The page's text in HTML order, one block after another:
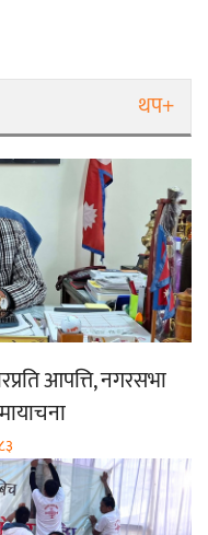
थप+
आपत्ति, नगरसभा